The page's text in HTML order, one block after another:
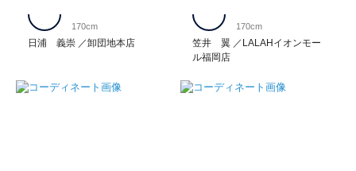
日浦 義崇 卸団地本店
170cm
笠井 翼
LALAHイオンモー
ル福岡店
170cm